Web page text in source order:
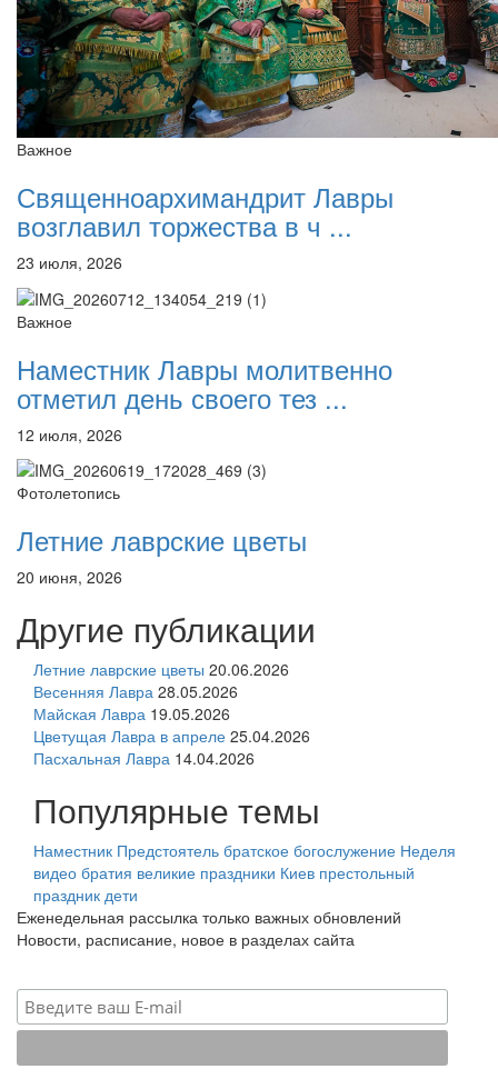
Важное
Священноархимандрит Лавры
возглавил торжества в ч ...
23 июля, 2026
Важное
Наместник Лавры молитвенно
отметил день своего тез ...
12 июля, 2026
Фотолетопись
Летние лаврские цветы
20 июня, 2026
Другие публикации
Летние лаврские цветы 20.06.2026
Весенняя Лавра 28.05.2026
Майская Лавра 19.05.2026
Цветущая Лавра в апреле 25.04.2026
Пасхальная Лавра 14.04.2026
Популярные темы
Наместник Предстоятель братское богослужение Неделя
видео братия великие праздники Киев престольный
праздник дети
Еженедельная рассылка только важных обновлений
Новости, расписание, новое в разделах сайта